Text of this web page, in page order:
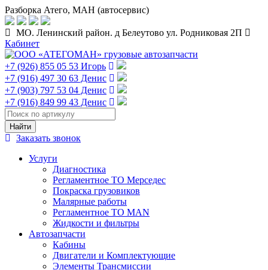
Разборка Атего, МАН (автосервис)
МО. Ленинский район. д Белеутово ул. Родниковая 2П
Кабинет
+7 (926) 855 05 53 Игорь
+7 (916) 497 30 63 Денис
+7 (903) 797 53 04 Денис
+7 (916) 849 99 43 Денис
Заказать звонок
Услуги
Диагностика
Регламентное ТО Мерседес
Покраска грузовиков
Малярные работы
Регламентное ТО MAN
Жидкости и фильтры
Автозапчасти
Кабины
Двигатели и Комплектующие
Элементы Трансмиссии